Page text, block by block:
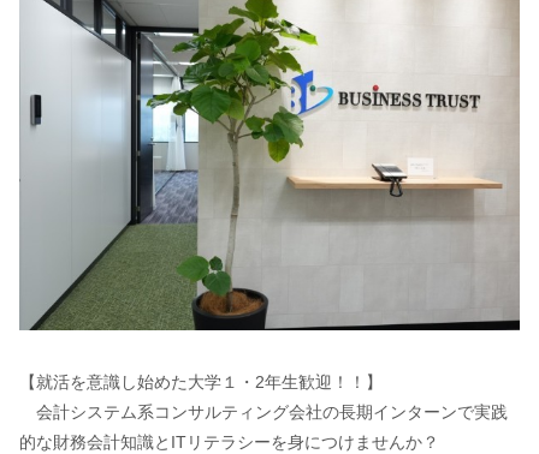
【就活を意識し始めた大学１・2年生歓迎！！】
会計システム系コンサルティング会社の長期インターンで実践
的な財務会計知識とITリテラシーを身につけませんか？